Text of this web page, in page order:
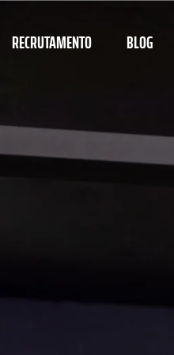
RECRUTAMENTO BLOG